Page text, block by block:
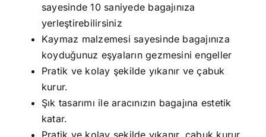
sayesinde 10 saniyede bagajınıza
yerleştirebilirsiniz
Kaymaz malzemesi sayesinde bagajınıza
koyduğunuz eşyaların gezmesini engeller
Pratik ve kolay şekilde yıkanır ve çabuk
kurur.
Şık tasarımı ile aracınızın bagajına estetik
katar.
Pratik ve kolay şekilde yıkanır, çabuk kurur